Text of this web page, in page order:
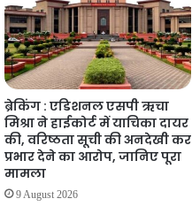
ब्रेकिंग : एडिशनल एसपी ऋचा
मिश्रा ने हाईकोर्ट में याचिका दायर
की, वरिष्ठता सूची की अनदेखी कर
प्रभार देने का आरोप, जानिए पूरा
मामला
9 August 2026